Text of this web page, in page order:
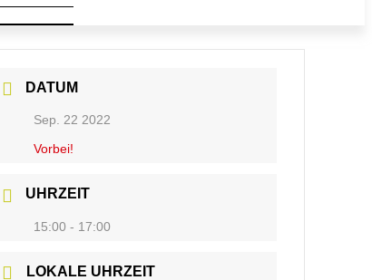
DATUM
Sep. 22 2022
Vorbei!
UHRZEIT
15:00 - 17:00
LOKALE UHRZEIT